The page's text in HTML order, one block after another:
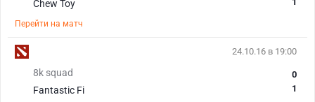
Chew Toy
Перейти на матч
24.10.16 в 19:00
8k squad
Fantastic Fi
0
1